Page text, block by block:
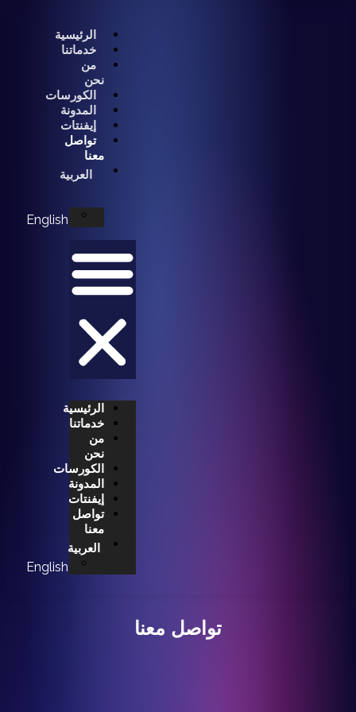
الرئيسية
خدماتنا
الكورسات
المدونة
إيفنتات
تواصل
العربية
English
الرئيسية
خدماتنا
الكورسات
المدونة
إيفنتات
العربية
English
تواصل معنا